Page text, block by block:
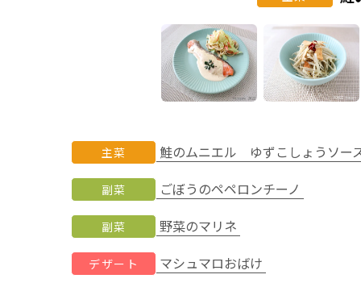
主菜 鮭のムニエル ゆずこしょうソー
副菜 ごぼうのペペロンチーノ
副菜 野菜のマリネ
デザート マシュマロおばけ